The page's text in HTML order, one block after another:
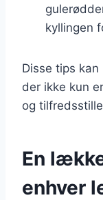
kyllingen
Disse tips
der ikke kun
og
En
enhver